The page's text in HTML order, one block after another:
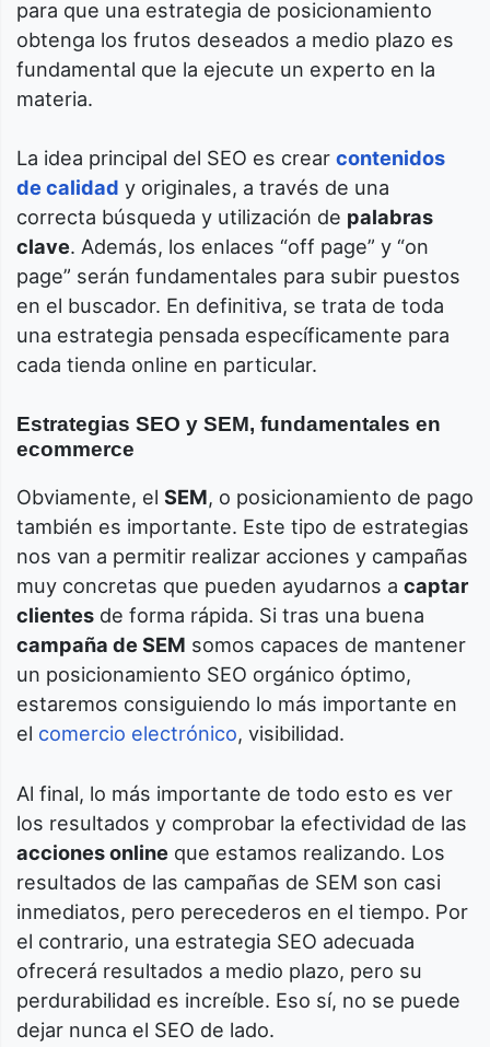
para que una estrategia de posicionamiento
obtenga los frutos deseados a medio plazo es
fundamental que la ejecute un experto en la
materia.
La idea principal del SEO es crear contenidos
de calidad y originales, a través de una
correcta búsqueda y utilización de palabras
clave. Además, los enlaces “off page” y “on
page” serán fundamentales para subir puestos
en el buscador. En definitiva, se trata de toda
una estrategia pensada específicamente para
cada tienda online en particular.
Estrategias SEO y SEM, fundamentales en
ecommerce
Obviamente, el SEM, o posicionamiento de pago
también es importante. Este tipo de estrategias
nos van a permitir realizar acciones y campañas
muy concretas que pueden ayudarnos a captar
clientes de forma rápida. Si tras una buena
campaña de SEM somos capaces de mantener
un posicionamiento SEO orgánico óptimo,
estaremos consiguiendo lo más importante en
el comercio electrónico, visibilidad.
Al final, lo más importante de todo esto es ver
los resultados y comprobar la efectividad de las
acciones online que estamos realizando. Los
resultados de las campañas de SEM son casi
inmediatos, pero perecederos en el tiempo. Por
el contrario, una estrategia SEO adecuada
ofrecerá resultados a medio plazo, pero su
perdurabilidad es increíble. Eso sí, no se puede
dejar nunca el SEO de lado.